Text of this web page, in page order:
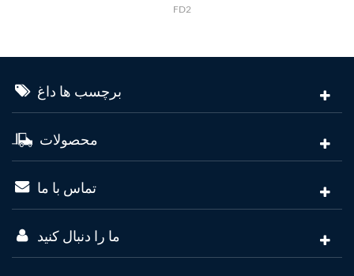
FD2
برچسب ها داغ
محصولات
تماس با ما
ما را دنبال کنید